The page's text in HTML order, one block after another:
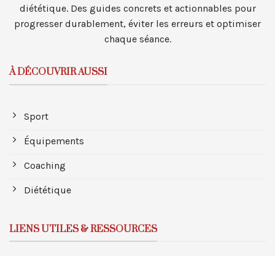
diététique. Des guides concrets et actionnables pour
progresser durablement, éviter les erreurs et optimiser
chaque séance.
À DÉCOUVRIR AUSSI
Sport
Équipements
Coaching
Diététique
LIENS UTILES & RESSOURCES